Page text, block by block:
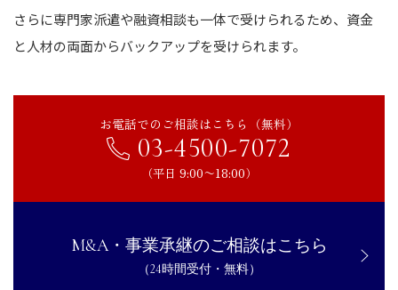
さらに専門家派遣や融資相談も一体で受けられるため、資金
と人材の両面からバックアップを受けられます。
お電話でのご相談はこちら（無料）
03-4500-7072
（平日 9:00〜18:00）
M&A・事業承継のご相談はこちら
（24時間受付・無料）